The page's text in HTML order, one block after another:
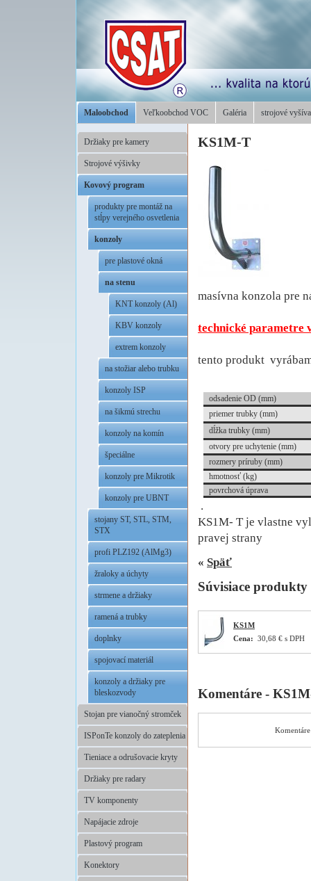
Maloobchod Veľkoobchod VOC Galéria strojové
Držiaky pre kamery
Strojové výšivky
Kovový program
produkty pre montáž na
stĺpy verejného osvetlenia
konzoly
pre plastové okná
na stenu
KNT konzoly (Al)
KBV konzoly
extrem konzoly
na stožiar alebo trubku
konzoly ISP
na šikmú strechu
konzoly na komín
špeciálne
konzoly pre Mikrotik
konzoly pre UBNT
stojany ST, STL, STM,
STX
profi PLZ192 (AlMg3)
žraloky a úchyty
strmene a držiaky
ramená a trubky
doplnky
spojovací materiál
konzoly a držiaky pre
bleskozvody
Stojan pre vianočný stromček
ISPonTe konzoly do zateplenia
Tieniace a odrušovacie kryty
Držiaky pre radary
TV komponenty
Napájacie zdroje
Plastový program
Konektory
KS1M-T
masívna konzola pre
technické parametre
tento produkt
odsadenie OD (mm)
priemer trubky (mm)
dĺžka trubky (mm)
otvory pre uchytenie (mm)
rozmery príruby (mm)
hmotnosť (kg)
povrchová úprava
.
KS1M- T je vlastne
pravej strany
« Späť
Súvisiace produkty
KS1M
Cena: 30,68 € s DPH
Komentáre -